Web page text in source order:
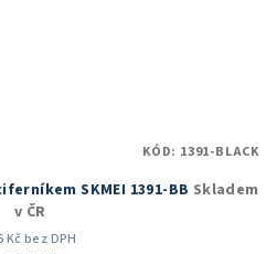
SKMEI 1391-BB Skladem
v ČR
Kč bez DPH
KÓD: 1391-BLACK